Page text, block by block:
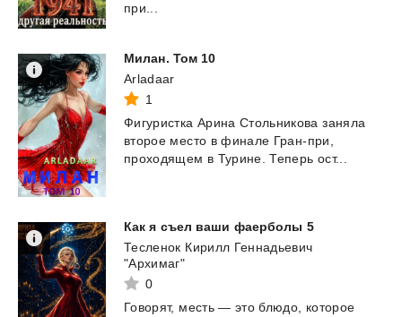
при...
Милан. Том 10
Arladaar
1
Фигуристка Арина Стольникова заняла
второе место в финале Гран-при,
проходящем в Турине. Теперь ост...
Как я съел ваши фаерболы 5
Тесленок Кирилл Геннадьевич
"Архимаг"
0
Говорят, месть — это блюдо,
которое